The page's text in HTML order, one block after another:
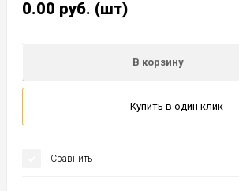
0.00 руб. (шт)
В корзину
Купить в один клик
Сравнить